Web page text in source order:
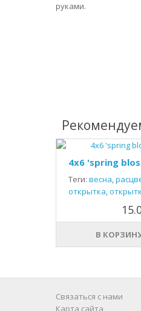
руками.
4x6 'spring
Теги: весна,
открытка,
В
Связаться с нами
Карта сайта